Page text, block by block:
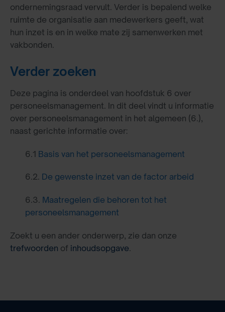
ondernemingsraad vervult. Verder is bepalend welke
ruimte de organisatie aan medewerkers geeft, wat
hun inzet is en in welke mate zij samenwerken met
vakbonden.
Verder zoeken
Deze pagina is onderdeel van hoofdstuk 6 over
personeelsmanagement. In dit deel vindt u informatie
over personeelsmanagement in het algemeen (6.),
naast gerichte informatie over:
6.1 Basis van het personeelsmanagement
6.2. De gewenste inzet van de factor arbeid
6.3. Maatregelen die behoren tot het
personeelsmanagement
Zoekt u een ander onderwerp, zie dan onze
trefwoorden of inhoudsopgave.